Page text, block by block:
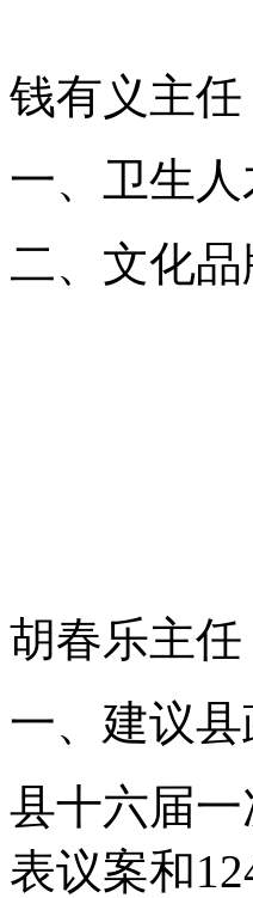
钱有义主任
一、卫生人
二、文化品
胡春乐主任
一、建议
县十六届
表议案和